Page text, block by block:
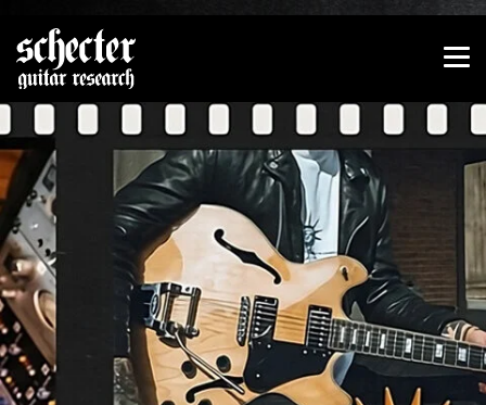
Zeige besser passende Version dieser Seite
Diese Meldung nicht mehr anzeigen